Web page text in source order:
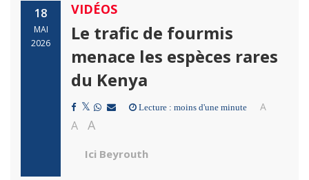
18
MAI
2026
VIDÉOS
Le trafic de fourmis
menace les espèces rares
du Kenya
Lecture : moins d'une minute A
A A
Ici Beyrouth